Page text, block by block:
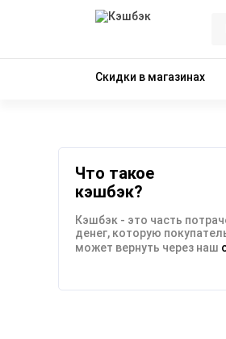
Скидки в магазинах
Что такое
кэшбэк?
Кэшбэк - это часть
денег, которую
может вернуть через наш